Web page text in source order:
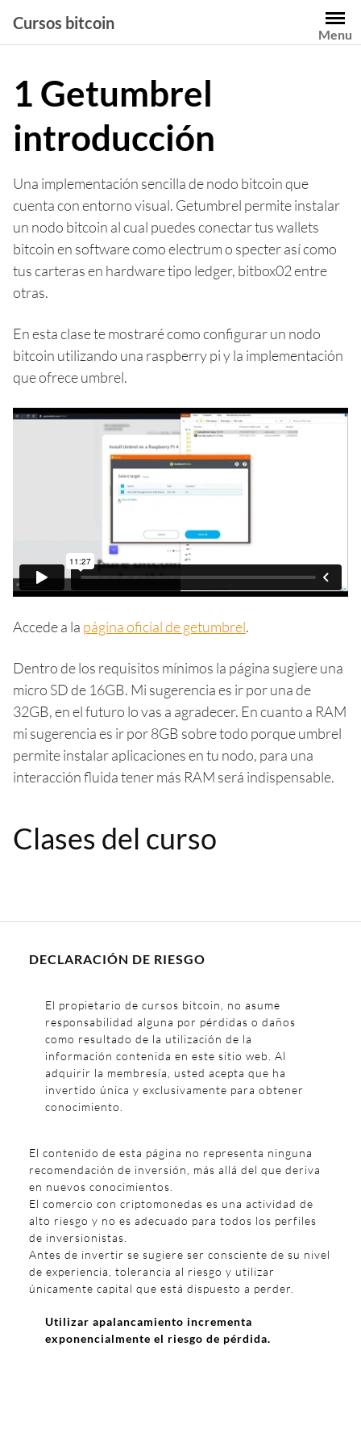
contenido
Cursos bitcoin
Menu
1 Getumbrel
introducción
Una implementación sencilla de nodo bitcoin que
cuenta con entorno visual. Getumbrel permite instalar
un nodo bitcoin al cual puedes conectar tus wallets
bitcoin en software como electrum o specter así como
tus carteras en hardware tipo ledger, bitbox02 entre
otras.
En esta clase te mostraré como configurar un nodo
bitcoin utilizando una raspberry pi y la implementación
que ofrece umbrel.
Accede a la página oficial de getumbrel.
Dentro de los requisitos mínimos la página sugiere una
micro SD de 16GB. Mi sugerencia es ir por una de
32GB, en el futuro lo vas a agradecer. En cuanto a RAM
mi sugerencia es ir por 8GB sobre todo porque umbrel
permite instalar aplicaciones en tu nodo, para una
interacción fluida tener más RAM será indispensable.
Clases del curso
DECLARACIÓN DE RIESGO
El propietario de cursos bitcoin, no asume
responsabilidad alguna por pérdidas o daños
como resultado de la utilización de la
información contenida en este sitio web. Al
adquirir la membresía, usted acepta que ha
invertido única y exclusivamente para obtener
conocimiento.
El contenido de esta página no representa ninguna
recomendación de inversión, más allá del que deriva
en nuevos conocimientos.
El comercio con criptomonedas es una actividad de
alto riesgo y no es adecuado para todos los perfiles
de inversionistas.
Antes de invertir se sugiere ser consciente de su nivel
de experiencia, tolerancia al riesgo y utilizar
únicamente capital que está dispuesto a perder.
Utilizar apalancamiento incrementa
exponencialmente el riesgo de pérdida.